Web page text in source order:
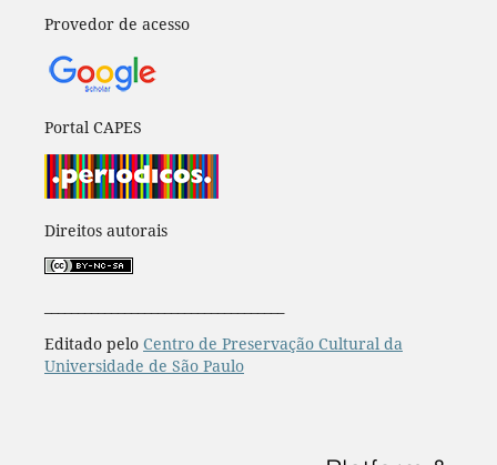
Provedor de acesso
Portal CAPES
Direitos autorais
Editado pelo Centro de Preservação Cultural da
Universidade de São Paulo